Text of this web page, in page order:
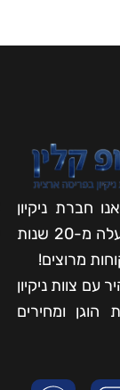
חברת ניקיון
ותיקה עם למעלה מ-20 שנות
מרוצים!
עם צוות ניקיון
הוגן ומחירים